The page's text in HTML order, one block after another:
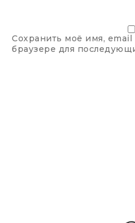
Сохранить моё имя, email
браузере для